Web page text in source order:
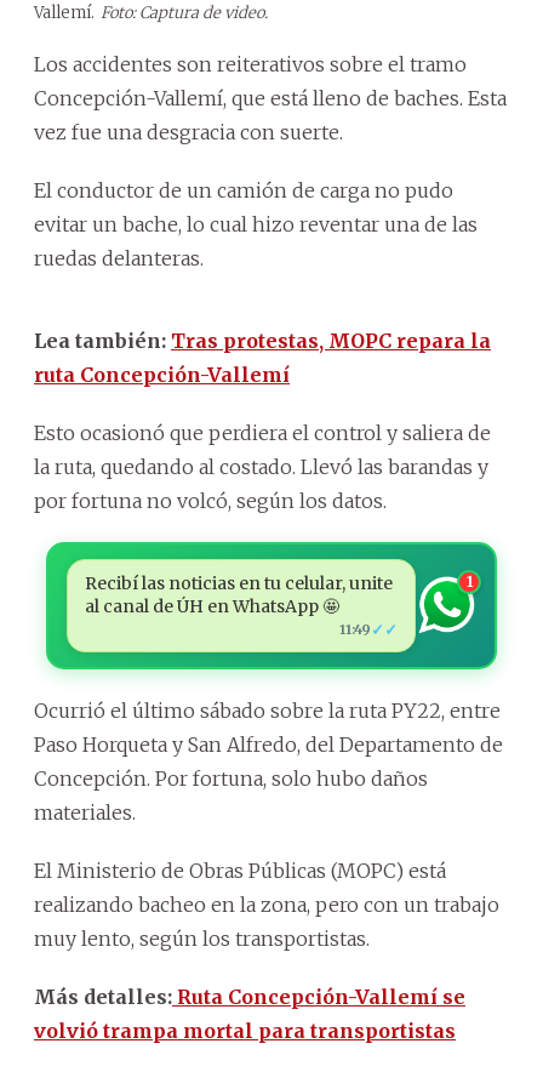
Vallemí. Foto: Captura de video.
Los accidentes son reiterativos sobre el tramo
Concepción-Vallemí, que está lleno de baches. Esta
vez fue una desgracia con suerte.
El conductor de un camión de carga no pudo
evitar un bache, lo cual hizo reventar una de las
ruedas delanteras.
Lea también: Tras protestas, MOPC repara la
ruta Concepción-Vallemí
Esto ocasionó que perdiera el control y saliera de
la ruta, quedando al costado. Llevó las barandas y
por fortuna no volcó, según los datos.
Recibí las noticias en tu celular, unite
al canal de ÚH en WhatsApp 🤩
11:49 ✓✓
1
Ocurrió el último sábado sobre la ruta PY22, entre
Paso Horqueta y San Alfredo, del Departamento de
Concepción. Por fortuna, solo hubo daños
materiales.
El Ministerio de Obras Públicas (MOPC) está
realizando bacheo en la zona, pero con un trabajo
muy lento, según los transportistas.
Más detalles: Ruta Concepción-Vallemí se
volvió trampa mortal para transportistas